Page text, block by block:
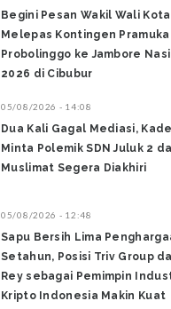
Begini Pesan Wakil Wali
Melepas Kontingen Pramuka
Probolinggo ke Jambore
2026 di Cibubur
05/08/2026 - 14:08
Dua Kali Gagal Mediasi,
Minta Polemik SDN Juluk 2
Muslimat Segera Diakhiri
05/08/2026 - 12:48
Sapu Bersih Lima
Setahun, Posisi Triv Group
Rey sebagai Pemimpin
Kripto Indonesia Makin Kuat